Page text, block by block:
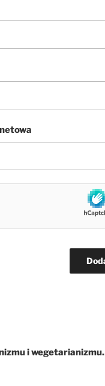
i wegetarianizmu.